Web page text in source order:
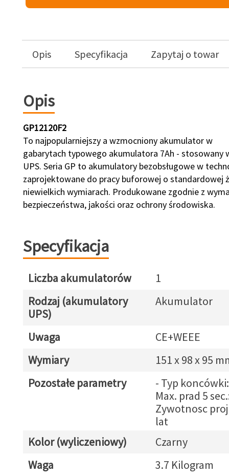
Opis Specyfikacja Zapytaj o towar
Opis
GP12120F2
To najpopularniejszy a wzmocniony akumulator w
gabarytach typowego akumulatora 7Ah - stosowany
UPS. Seria GP to akumulatory bezobsługowe w
zaprojektowane do pracy buforowej o standardowej
niewielkich wymiarach. Produkowane zgodnie z
bezpieczeństwa, jakości oraz ochrony środowiska.
Specyfikacja
Liczba akumulatorów
1
Rodzaj (akumulatory
UPS)
Akumulator
Uwaga
CE+WEEE
Wymiary
151 x 98 x 95
Pozostałe parametry
- Typ
Max. prad 5
Zywotnosc
lat
Kolor (wyliczeniowy)
Czarny
Waga
3.7 Kilogram